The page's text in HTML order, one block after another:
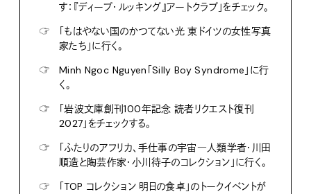
す：『ディープ・ルッキング』アートクラブ」をチェック。
☞
「もはやない国のかつてない光 東ドイツの女性写真
家たち」に行く。
☞
Minh Ngoc Nguyen「Silly Boy Syndrome」に行
く。
☞
「岩波文庫創刊100年記念 読者リクエスト復刊
2027」をチェックする。
☞
「ふたりのアフリカ、手仕事の宇宙―人類学者・川田
順造と陶芸作家・小川待子のコレクション」に行く。
☞
「TOP コレクション 明日の食卓」のトークイベントが